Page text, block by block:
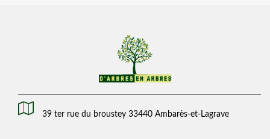
39 ter rue du broustey 33440 Ambarès-et-Lagrave